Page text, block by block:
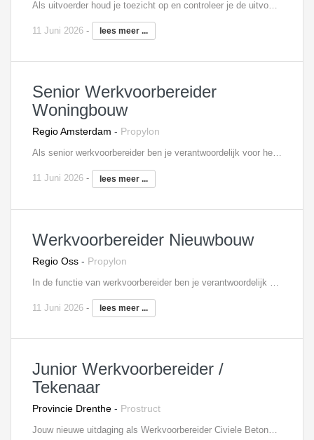
11 Juni 2026 - lees meer ...
Senior Werkvoorbereider
Woningbouw
Regio Amsterdam - Propylon
Als senior werkvoorbereider ben je verantwoordelijk voor het opstellen en up-to-date houden van overall-planningen en afgeleide deelplannen. Je verzorgt, eventueel met één of meerdere assistenten, de werkvoorbereiding van grote woningbouwprojecten. Je onderzoekt hierbij alternatieve bouwmethoden, je bekijkt de logistiek en bouwplaats inrichting. Je koopt samen met de projectleider de benodigde materialen, onderaannemers en leveranciers in. In deze functie onderhoud je contacten met alle aangesloten partijen en afdelingen, zowel binnen als buiten de organisatie.
11 Juni 2026 - lees meer ...
Werkvoorbereider Nieuwbouw
Regio Oss - Propylon
11 Juni 2026 - lees meer ...
Junior Werkvoorbereider /
Tekenaar
Provincie Drenthe - Prostruct
Jouw nieuwe uitdaging als Werkvoorbereider Civiele Betonbouw. Voor een klant in het noorden van het land zijn wij op zoek naar een Werkvoorberieder Beton. Wat ga jij doen? Als Werkvoorbereider Beton werk je in een team met andere werkvoorbereiders voor het betonwerk van het project. Je denkt mee in het bepalen van de meest efficiënte werkwijzen voor het betonwerk, bent betrokken bij het uitvoeringsontwerp, maakt planningen en werk-, verificatie- en keuringsplannen. Daarnaast stem je zaken af met de uitvoering en onderaannemers (bijv. voor bekisting, wapening, steigers, kranen, in te storten onderdelen, beton) en zorg je zorg ervoor dat zaken tijdig worden ingekocht en geleverd, waarbij je de onderaannemerscontracten bewaakt en zorgt voor de nodige werkbegeleiding tijdens de bouw. Als er afwijkingen zijn, stel jij deze op met de nodige technische vragen en komt samen met Site Engineering tot oplossingen. Het primaire doel is dat er buiten zo veilig en efficiënt mogelijk gebouwd kan worden, waarbij de eisen worden aangetoond. Wat zoeken wij? Ruime en relevante ervaring in de werkvoorbereiding op beton projecten. Opleidingsniveau MBO/HBO, richting Civiele Techniek. Ervaring met UAV-geïntegreerde contracten binnen multidisciplinaire projecten heeft een pré. Competenties: praktisch, stressbestendig, resultaatgericht, kostenbewustzijn, helikopterview. Wat mag je van ons verwachten? Een marktconform salaris; Uitstekende secundaire arbeidsvoorwaarden CAO Bouw & Infra; Uitzicht op een structureel dienstverband; Werken in een dynamisch team; Werken aan een prestigieus projecten met de nieuwste technieken. Interesse? Zie jij jezelf in deze uitdagende functie? Stuur ons dan je C.V. met motivatie of neem contact met ons op voor meer informatie.